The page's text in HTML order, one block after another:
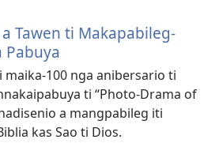
Tawen ti Makapabileg-
Pabuya
maika-100 nga anibersario ti
ti “Photo-Drama of
a mangpabileg iti
kas Sao ti Dios.